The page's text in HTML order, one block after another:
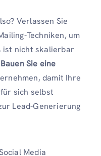
Verlassen Sie
Techniken, um
ist nicht skalierbar
Bauen Sie eine
damit Ihre
sich selbst
Lead-Generierung
Media